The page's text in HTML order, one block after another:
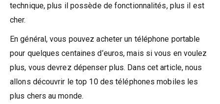
technique, plus il possède de fonctionnalités, plus il est
cher.
En général, vous pouvez acheter un téléphone portable
pour quelques centaines d’euros, mais si vous en voulez
plus, vous devrez dépenser plus. Dans cet article, nous
allons découvrir le top 10 des téléphones mobiles les
plus chers au monde.